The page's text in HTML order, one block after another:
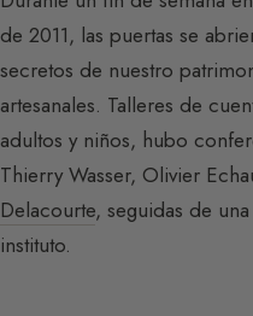
de 2011, las puertas se
secretos de nuestro
artesanales. Talleres de
adultos y niños, hubo
Thierry Wasser, Olivier
Delacourte, seguidas de
instituto.